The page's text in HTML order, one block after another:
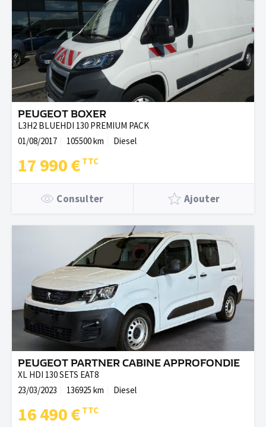
PEUGEOT BOXER
L3H2 BLUEHDI 130 PREMIUM PACK
01/08/2017
105500 km Diesel
17 990 €
Consulter Ajouter
PEUGEOT PARTNER CABINE APPROFONDIE
XL HDI 130 SETS EAT8
23/03/2023
136925 km Diesel
16 490 €